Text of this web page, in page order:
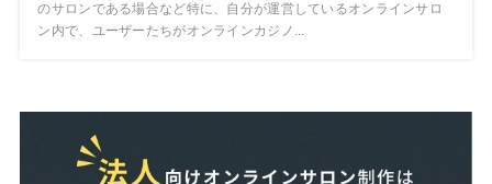
のサロンである場合など特に、自分が運営しているオンラインサロ
ン内で、ユーザーたちがオンラインカジノ...